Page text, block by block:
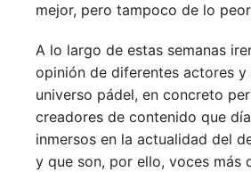
mejor, pero tampoco de lo
A lo largo de estas semanas
opinión de diferentes actores y
universo pádel, en concreto
creadores de contenido que
inmersos en la actualidad del
y que son, por ello, voces más